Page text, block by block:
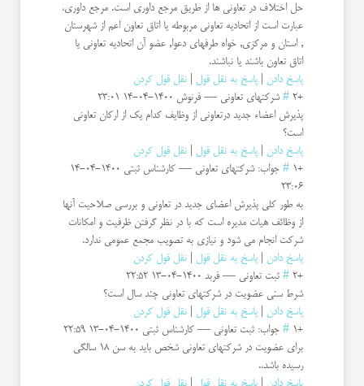
حل اختلاف در تعاونی ها از طریق مرجع داوری است. مرجع داوری،
عبارت است از اتحادیه تعاونی مربوطه یا اتاق تعاون اعم از شهرستان
, استان و مرکزی, خواه طرفهای دعوا, عضو آن اتحادیه تعاونی یا
اتاق تعاون باشند یا نباشند.
پاسخ دادن
پاسخ به نقل قول
نقل قول کردن
+2
# شرکتهای تعاونی — فرنوش 1400-04-14 23:01
پذیرش اعضاء جدید درتعاونی از وظایف کدام یک از ارکان تعاونی
است؟
پاسخ دادن
پاسخ به نقل قول
نقل قول کردن
+1
# جواب: شرکتهای تعاونی — کارشناس ثبتی
1400-04-14
23:06
به طور کلی پذیرش اعضای جدید در تعاونی و بررسی صلاحیت آنها
از وظائف هیات مدیره است که با در نظر گرفتن ظرفیت و امکانات
شرکت انجام می شود و نیازی به تصویب مجمع عمومی ندارد.
پاسخ دادن
پاسخ به نقل قول
نقل قول کردن
+2
# ثبت تعاونی — فربد 1400-04-13 22:52
شرط سنی عضویت در شرکتهای تعاونی چند سال است؟
پاسخ دادن
پاسخ به نقل قول
نقل قول کردن
+1
# جواب: ثبت تعاونی — کارشناس ثبتی 1400-04-13 22:59
برای عضویت در شرکتهای تعاونی شخص باید به سن 18 سالگی
رسیده باشد،.